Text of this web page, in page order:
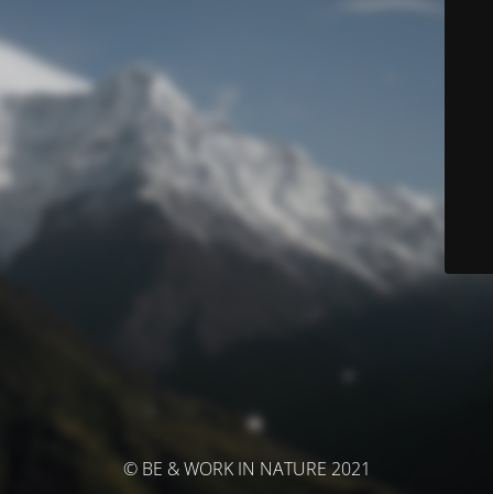
© BE & WORK IN NATURE 2021